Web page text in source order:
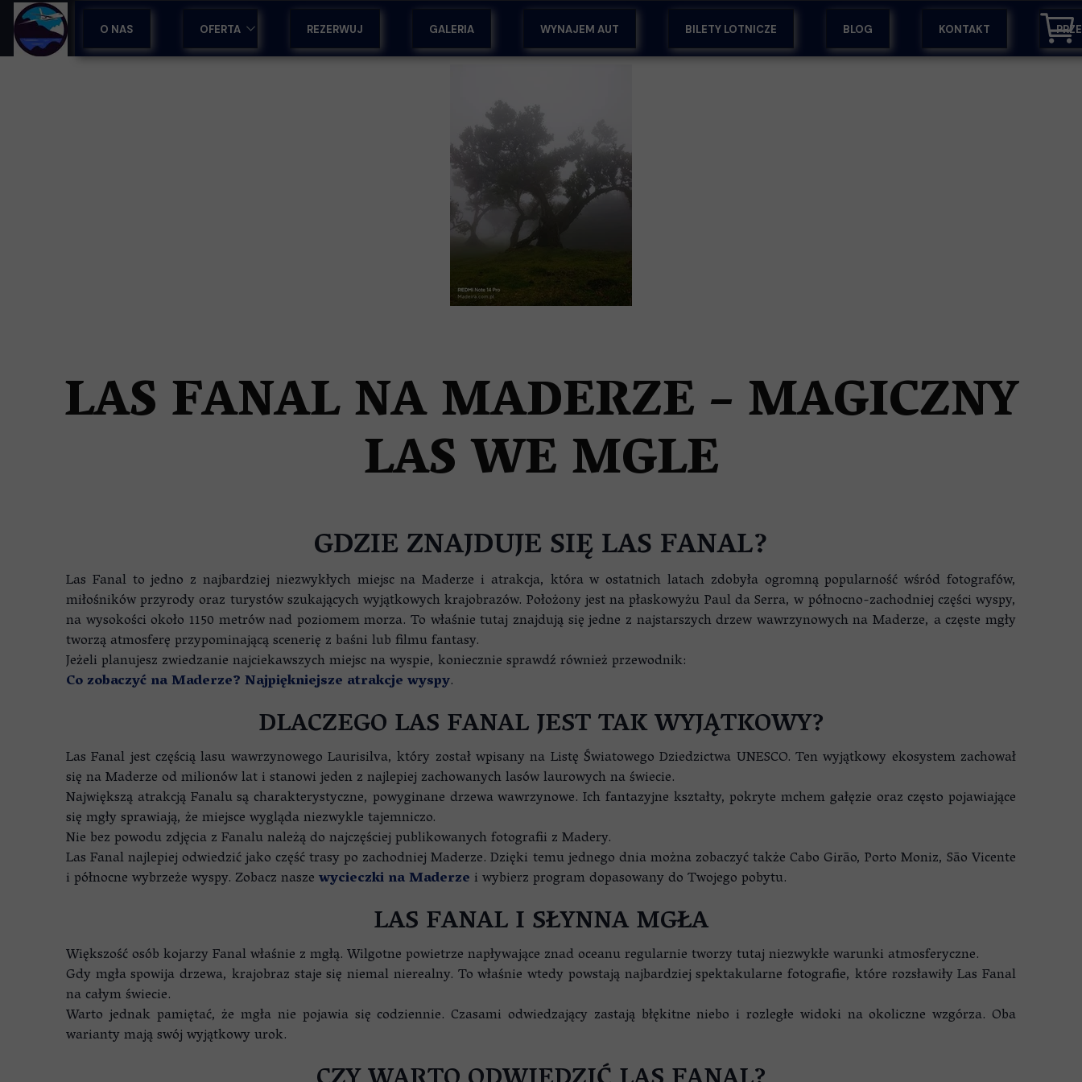
O NAS OFERTA REZERWUJ GALERIA WYNAJEM AUT BILETY LOTNICZE BLOG KONTAKT
LAS FANAL NA MADERZE – MAGICZNY
LAS WE MGLE
GDZIE ZNAJDUJE SIĘ LAS FANAL?
Las Fanal to jedno z najbardziej niezwykłych miejsc na Maderze i atrakcja, która w ostatnich latach zdobyła ogromną popularność wśród fotografów,
miłośników przyrody oraz turystów szukających wyjątkowych krajobrazów. Położony jest na płaskowyżu Paul da Serra, w północno-zachodniej części wyspy,
na wysokości około 1150 metrów nad poziomem morza. To właśnie tutaj znajdują się jedne z najstarszych drzew wawrzynowych na Maderze, a częste mgły
tworzą atmosferę przypominającą scenerię z baśni lub filmu fantasy.
Jeżeli planujesz zwiedzanie najciekawszych miejsc na wyspie, koniecznie sprawdź również przewodnik:
Co zobaczyć na Maderze? Najpiękniejsze atrakcje wyspy.
DLACZEGO LAS FANAL JEST TAK WYJĄTKOWY?
Las Fanal jest częścią lasu wawrzynowego Laurisilva, który został wpisany na Listę Światowego Dziedzictwa UNESCO. Ten wyjątkowy ekosystem zachował
się na Maderze od milionów lat i stanowi jeden z najlepiej zachowanych lasów laurowych na świecie.
Największą atrakcją Fanalu są charakterystyczne, powyginane drzewa wawrzynowe. Ich fantazyjne kształty, pokryte mchem gałęzie oraz często pojawiające
się mgły sprawiają, że miejsce wygląda niezwykle tajemniczo.
Nie bez powodu zdjęcia z Fanalu należą do najczęściej publikowanych fotografii z Madery.
Las Fanal najlepiej odwiedzić jako część trasy po zachodniej Maderze. Dzięki temu jednego dnia można zobaczyć także Cabo Girão, Porto Moniz, São Vicente
i północne wybrzeże wyspy. Zobacz naszewycieczki na Maderze i wybierz program dopasowany do Twojego pobytu.
LAS FANAL I SŁYNNA MGŁA
Większość osób kojarzy Fanal właśnie z mgłą. Wilgotne powietrze napływające znad oceanu regularnie tworzy tutaj niezwykłe warunki atmosferyczne.
Gdy mgła spowija drzewa, krajobraz staje się niemal nierealny. To właśnie wtedy powstają najbardziej spektakularne fotografie, które rozsławiły Las Fanal
na całym świecie.
Warto jednak pamiętać, że mgła nie pojawia się codziennie. Czasami odwiedzający zastają błękitne niebo i rozległe widoki na okoliczne wzgórza. Oba
warianty mają swój wyjątkowy urok.